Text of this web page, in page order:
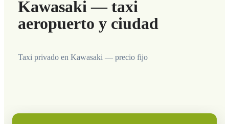
Kawasaki — taxi
aeropuerto y ciudad
Taxi privado en Kawasaki — precio fijo